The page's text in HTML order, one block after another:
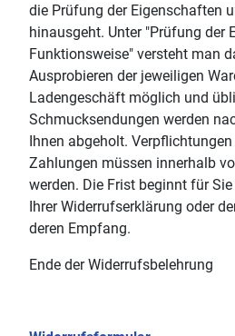
die Prüfung der Eigenschaften
hinausgeht. Unter "Prüfung der
Funktionsweise" versteht man
Ausprobieren der jeweiligen
Ladengeschäft möglich und
Schmucksendungen werden
Ihnen abgeholt.
Zahlungen müssen innerhalb
werden. Die Frist beginnt für
Ihrer Widerrufserklärung oder
deren Empfang.
Ende der Widerrufsbelehrung